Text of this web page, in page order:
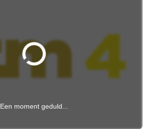
Een moment geduld...